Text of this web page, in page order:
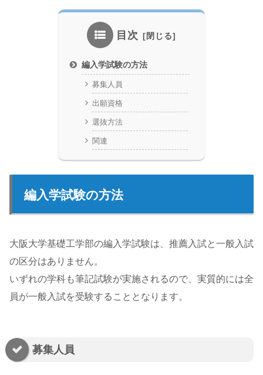
目次
編入学試験の方法
募集人員
出願資格
選抜方法
関連
編入学試験の方法
大阪大学基礎工学部の編入学試験は、推薦入試と一般入試
の区分はありません。
いずれの学科も筆記試験が実施されるので、実質的には全
員が一般入試を受験することとなります。
募集人員